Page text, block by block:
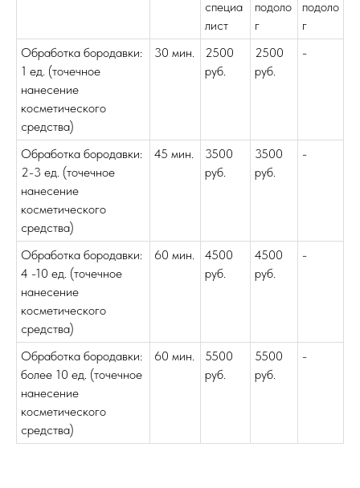
специа
лист
подоло
г
подоло
г
Обработка бородавки:
1 ед. (точечное
нанесение
косметического
средства)
30 мин.
2500
руб.
2500
руб.
-
Обработка бородавки:
2-3 ед. (точечное
нанесение
косметического
средства)
45 мин.
3500
руб.
3500
руб.
-
Обработка бородавки:
4 -10 ед. (точечное
нанесение
косметического
средства)
60 мин.
4500
руб.
4500
руб.
-
Обработка бородавки:
более 10 ед. (точечное
нанесение
косметического
средства)
60 мин.
5500
руб.
5500
руб.
-